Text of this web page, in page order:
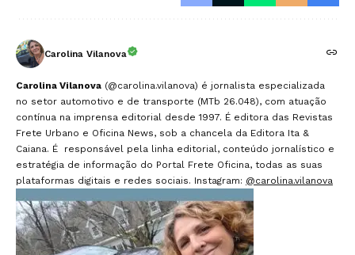
Carolina Vilanova
Carolina Vilanova (@carolina.vilanova) é jornalista especializada
no setor automotivo e de transporte (MTb 26.048), com atuação
contínua na imprensa editorial desde 1997. É editora das Revistas
Frete Urbano e Oficina News, sob a chancela da Editora Ita &
Caiana. É responsável pela linha editorial, conteúdo jornalístico e
estratégia de informação do Portal Frete Oficina, todas as suas
plataformas digitais e redes sociais. Instagram: @carolina.vilanova